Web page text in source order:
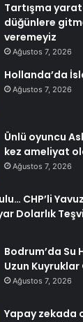
Tartışma
düğünlere
veremeyiz
Ağustos 7, 2026
Hollanda’da
Ağustos 7, 2026
Ünlü oyuncu
kez ameliyat
Ağustos 7, 2026
CHP’li
Dolarlık
Bodrum’da Su
Uzun
Ağustos 7, 2026
Yapay zekada